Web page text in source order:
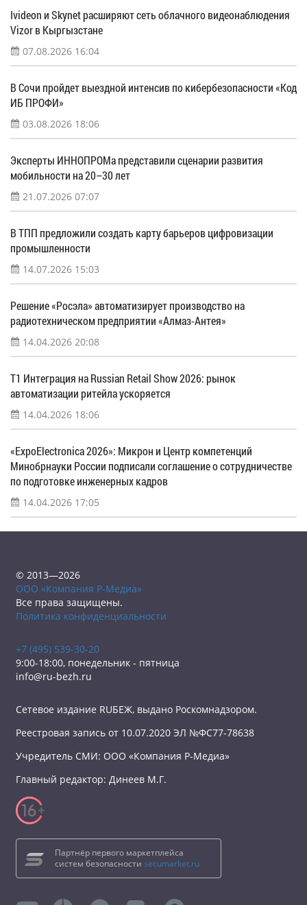
Ivideon и Skynet расширяют сеть облачного видеонаблюдения
Vizor в Кыргызстане
07.08.2026 16:04
В Сочи пройдет выездной интенсив по кибербезопасности «Код
ИБ ПРОФИ»
03.08.2026 18:06
Эксперты ИННОПРОМа представили сценарии развития
мобильности на 20–30 лет
21.07.2026 07:07
В ТПП предложили создать карту барьеров цифровизации
промышленности
14.07.2026 15:03
Решение «Росэла» автоматизирует производство на
радиотехническом предприятии «Алмаз-Антея»
14.04.2026 20:08
Т1 Интеграция на Russian Retail Show 2026: рынок
автоматизации ритейла ускоряется
14.04.2026 18:06
«ExpoElectronica 2026»: Микрон и Центр компетенций
Минобрнауки России подписали соглашение о сотрудничестве
по подготовке инженерных кадров
14.04.2026 17:05
© 2013—2026
ООО «Компания Р-Медиа»
Все права защищены.
Политика конфиденциальности
+7 (495) 539-30-20
9:00-18:00, понедельник - пятница
info@ru-bezh.ru
Сетевое издание RUБЕЖ, выдано Роскомнадзором.
Реестровая запись от 10.07.2020 ЭЛ №ФС77-78638
Учредитель СМИ: ООО «Компания Р-Медиа»
Главный редактор: Динеев М.Г.
Партнёр первого маркетплейса
систем безопасности secumarket.ru